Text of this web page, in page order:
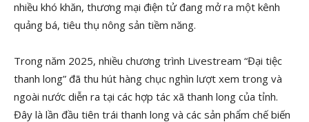
nhiều khó khăn, thương mại điện tử đang mở ra một kênh
quảng bá, tiêu thụ nông sản tiềm năng.
Trong năm 2025, nhiều chương trình Livestream “Đại tiệc
thanh long” đã thu hút hàng chục nghìn lượt xem trong và
ngoài nước diễn ra tại các hợp tác xã thanh long của tỉnh.
Đây là lần đầu tiên trái thanh long và các sản phẩm chế biến